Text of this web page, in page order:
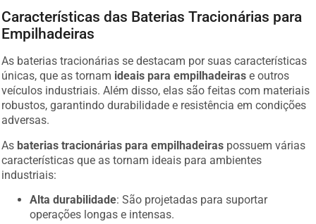
Características das Baterias Tracionárias para
Empilhadeiras
As baterias tracionárias se destacam por suas características
únicas, que as tornam ideais para empilhadeiras e outros
veículos industriais. Além disso, elas são feitas com materiais
robustos, garantindo durabilidade e resistência em condições
adversas.
As baterias tracionárias para empilhadeiras possuem várias
características que as tornam ideais para ambientes
industriais:
Alta durabilidade: São projetadas para suportar
operações longas e intensas.